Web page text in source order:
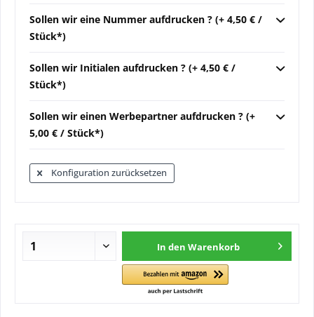
Sollen wir eine Nummer aufdrucken ? (+ 4,50 € /
Stück*)
Sollen wir Initialen aufdrucken ? (+ 4,50 € /
Stück*)
Sollen wir einen Werbepartner aufdrucken ? (+
5,00 € / Stück*)
Konfiguration zurücksetzen
In den Warenkorb